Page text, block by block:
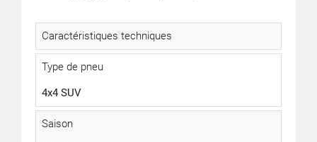
Caractéristiques techniques
Type de pneu
4x4 SUV
Saison